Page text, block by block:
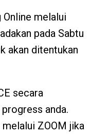
melalui
pada Sabtu
akan ditentukan
secara
anda.
melalui ZOOM jika